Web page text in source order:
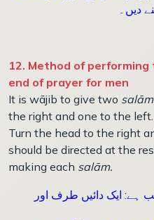
دیں۔
12. Method of performing
end of prayer for men
It is wājib to give two
the right and one to the left.
Turn the head to the right
should be directed at the
making each salām.
ہے: ایک دائیں طرف اور